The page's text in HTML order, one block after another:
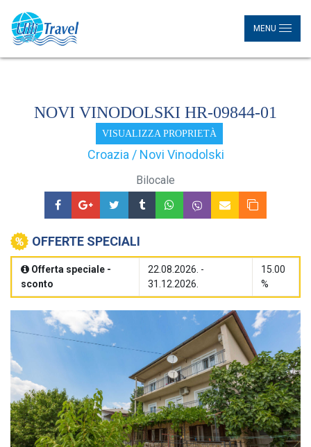
MENU
NOVI VINODOLSKI HR-09844-01
VISUALIZZA PROPRIETÀ
Croazia / Novi Vinodolski
Bilocale
OFFERTE SPECIALI
Offerta speciale -
sconto
22.08.2026. -
31.12.2026.
15.00
%